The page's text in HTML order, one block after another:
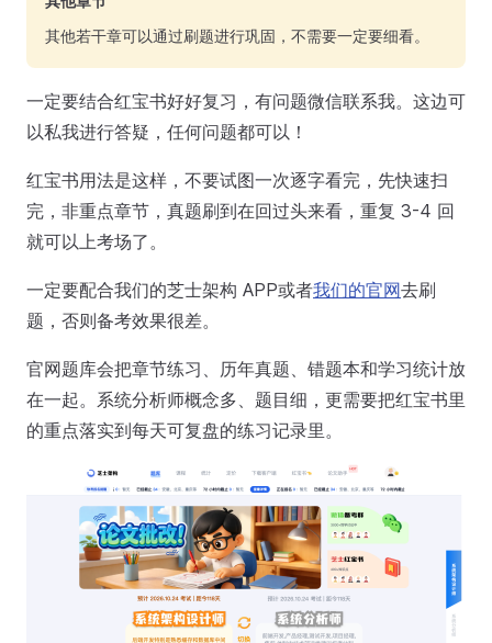
其他若干章可以通过刷题进行巩固，不需要一定要细看。
一定要结合红宝书好好复习，有问题微信联系我。这边可
以私我进行答疑，任何问题都可以！
红宝书用法是这样，不要试图一次逐字看完，先快速扫
完，非重点章节，真题刷到在回过头来看，重复 3-4 回
就可以上考场了。
一定要配合我们的芝士架构 APP或者我们的官网去刷
题，否则备考效果很差。
官网题库会把章节练习、历年真题、错题本和学习统计放
在一起。系统分析师概念多、题目细，更需要把红宝书里
的重点落实到每天可复盘的练习记录里。